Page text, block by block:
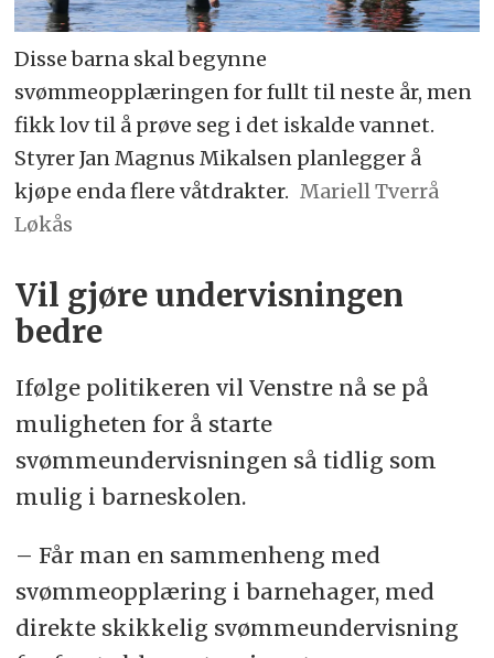
Disse barna skal begynne
svømmeopplæringen for fullt til neste år, men
fikk lov til å prøve seg i det iskalde vannet.
Styrer Jan Magnus Mikalsen planlegger å
kjøpe enda flere våtdrakter. Mariell Tverrå
Løkås
Vil gjøre undervisningen
bedre
Ifølge politikeren vil Venstre nå se på
muligheten for å starte
svømmeundervisningen så tidlig som
mulig i barneskolen.
– Får man en sammenheng med
svømmeopplæring i barnehager, med
direkte skikkelig svømmeundervisning